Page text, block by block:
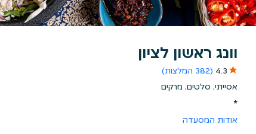
וונג ראשון לציון
4.3 (382 המלצות)
אסייתי, סלטים, מרקים
*
אודות המסעדה